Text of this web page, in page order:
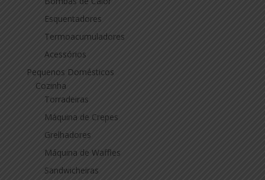
Esquentadores
Termoacumuladores
Acessórios
Pequenos Domésticos
Cozinha
Torradeiras
Máquina de Crepes
Grelhadores
Máquina de Waffles
Sandwicheiras